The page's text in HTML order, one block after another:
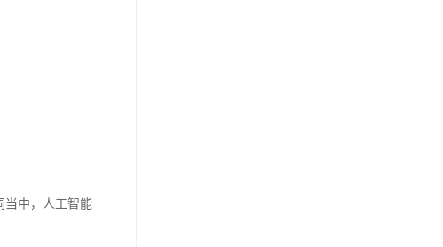
当中，人工智能